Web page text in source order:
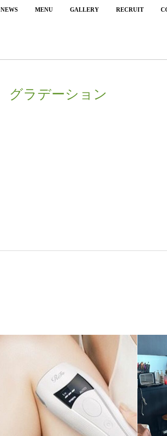
NEWS MENU GALLERY RECRUIT
グラデーション